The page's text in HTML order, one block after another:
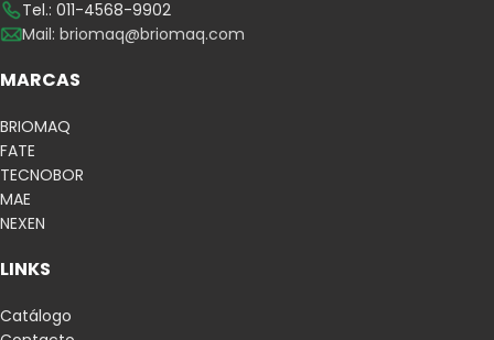
Tel.: 011-4568-9902
Mail: briomaq@briomaq.com
MARCAS
BRIOMAQ
FATE
TECNOBOR
MAE
NEXEN
LINKS
Catálogo